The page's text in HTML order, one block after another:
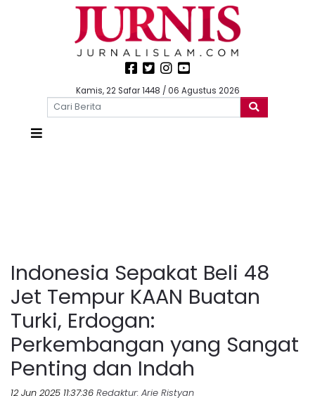
Kamis, 22 Safar 1448 / 06 Agustus 2026
Indonesia Sepakat Beli 48
Jet Tempur KAAN Buatan
Turki, Erdogan:
Perkembangan yang Sangat
Penting dan Indah
12 Jun 2025 11:37:36 Redaktur: Arie Ristyan